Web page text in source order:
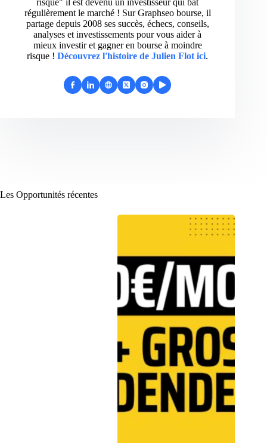
régulièrement le marché ! Sur Graphseo bourse, il
partage depuis 2008 ses succès, échecs, conseils,
analyses et investissements pour vous aider à
mieux investir et gagner en bourse à moindre
risque ! Découvrez l'histoire de Julien Flot ici.
Les Opportunités récentes